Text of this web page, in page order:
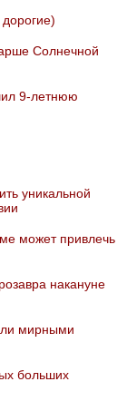
Солнечной
9-летнюю
уникальной
может привлечь
накануне
мирными
больших